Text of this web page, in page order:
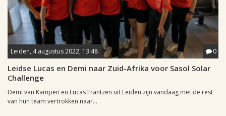
Leiden, 4 augustus 2022, 13:48 0
Leidse Lucas en Demi naar Zuid-Afrika voor Sasol Solar
Challenge
Demi van Kampen en Lucas Frantzen uit Leiden zijn vandaag met de rest
van hun team vertrokken naar...